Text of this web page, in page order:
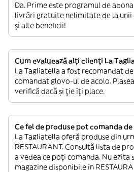
Da. Prime este programul de
livrări gratuite nelimitate de la
și alte beneficii!
Cum evaluează alți clienți La
La Tagliatella a fost recomandat
comandat glovo-ul de acolo.
verifică dacă și ție îți place.
Ce fel de produse pot comanda
La Tagliatella oferă produse din
RESTAURANT. Consultă lista de
a vedea ce poți comanda. Nu ezita
magazine disponibile în